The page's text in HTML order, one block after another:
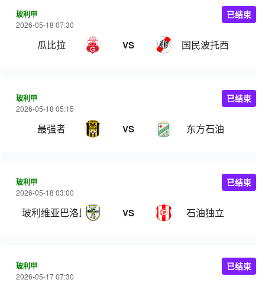
玻利甲
2026-05-18 07:30
瓜比拉 VS 国民波托西
已结束
玻利甲
2026-05-18 05:15
最强者 VS 东方石油
已结束
玻利甲
2026-05-18 03:00
玻利维亚巴洛比学院 VS 石油独立
已结束
玻利甲
2026-05-17 07:30
已结束